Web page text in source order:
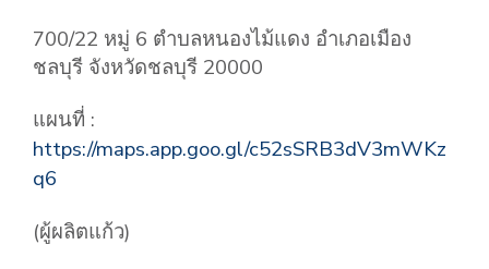
700/22 หมู่ 6 ตำบลหนองไม้แดง อำเภอเมือง
ชลบุรี จังหวัดชลบุรี 20000
แผนที่ :
https://maps.app.goo.gl/c52sSRB3dV3mWKz
q6
(ผู้ผลิตแก้ว)